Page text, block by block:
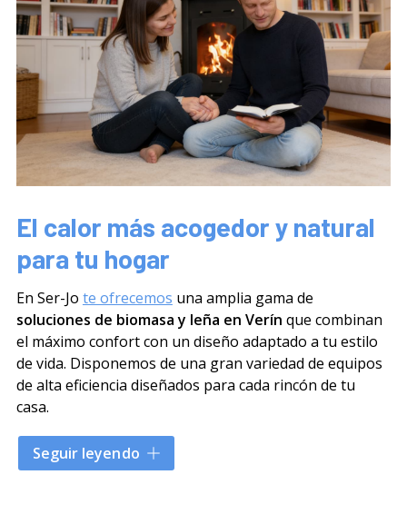
El calor más acogedor y natural
para tu hogar
En Ser-Jo te ofrecemos una amplia gama de
soluciones de biomasa y leña en Verín que combinan
el máximo confort con un diseño adaptado a tu estilo
de vida. Disponemos de una gran variedad de equipos
de alta eficiencia diseñados para cada rincón de tu
casa.
Calderas de leña
Seguir leyendo